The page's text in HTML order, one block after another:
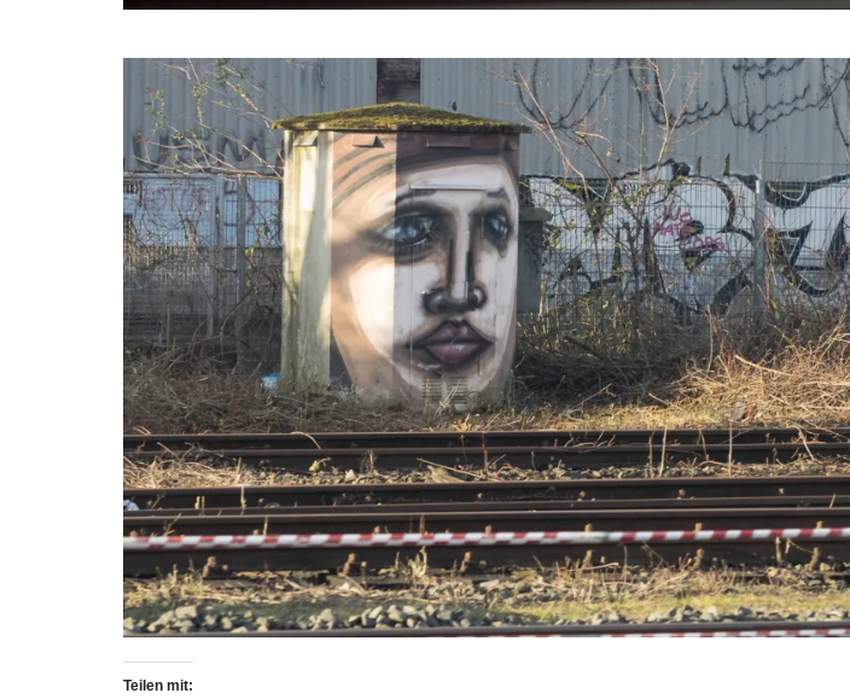
Teilen mit: